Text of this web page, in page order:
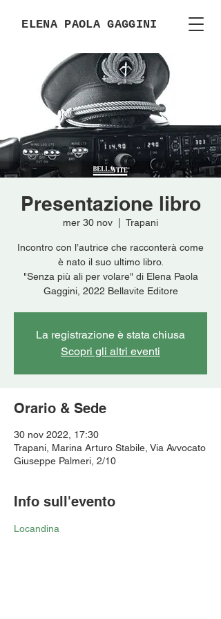
ELENA PAOLA GAGGINI
Presentazione libro
mer 30 nov Trapani
Incontro con l’autrice che racconterà come
è nato il suo ultimo libro.
"Senza più ali per volare" di Elena Paola
Gaggini, 2022 Bellavite Editore
La registrazione è stata chiusa
Scopri gli altri eventi
Orario & Sede
30 nov 2022, 17:30
Trapani, Marina Arturo Stabile, Via Avvocato
Giuseppe Palmeri, 2/10
Info sull'evento
Locandina